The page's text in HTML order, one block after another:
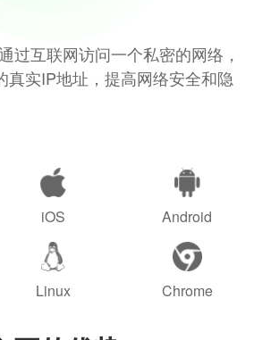
过互联网访问一个私密的网络，
真实IP地址，提高网络安全和隐
iOS Android
Linux Chrome